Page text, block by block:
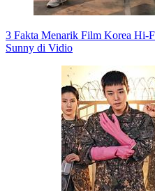
3 Fakta Menarik Film Korea Hi-
Sunny di Vidio